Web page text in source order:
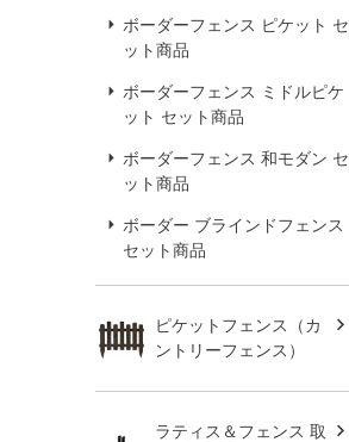
ボーダーフェンス ピケット セ
ット商品
ボーダーフェンス ミドルピケ
ット セット商品
ボーダーフェンス 和モダン セ
ット商品
ボーダー ブラインドフェンス
セット商品
ピケットフェンス（カ
ントリーフェンス）
ラティス＆フェンス 取